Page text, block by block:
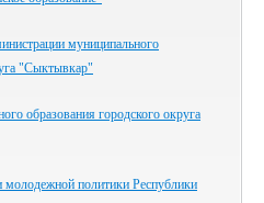
муниципального
"Сыктывкар"
образования городского округа
молодежной политики Республики